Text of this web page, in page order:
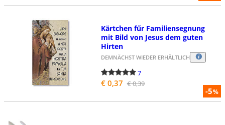
-5%
Kärtchen fűr Familiensegnung
mit Bild von Jesus dem guten
Hirten
DEMNÄCHST WIEDER ERHÄLTLICH
7
€ 0,37 € 0,39